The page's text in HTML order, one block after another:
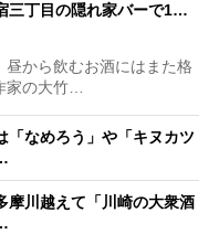
三丁目の隠れ家バーで1…
から飲むお酒にはまた格
家の大竹…
「なめろう」や「キヌカツ
摩川越えて「川崎の大衆酒